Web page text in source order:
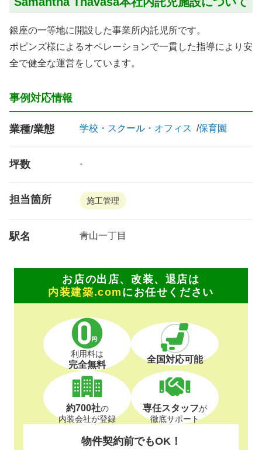
銀座の一等地に開設した事業所内託児所です。
ポピンズ様によるオペレーションで一貫した指導により安
全で健全な運営をしています。
事例対応情報
業種/業態 学校・スクール・オフィス 保育園
坪数 -
担当箇所 施工管理
駅名 青山一丁目
お店の出店、改装、退店は
内装建築.com にお任せください
利用料は
完全無料 全国対応可能
約700社の
内装会社が登録
専任スタッフが
徹底サポート
物件契約前でもOK！